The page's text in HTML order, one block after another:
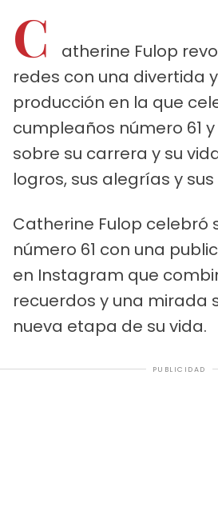
C
atherine Fulop
redes con una divertida
producción en la que
cumpleaños número 61
sobre su carrera y su
logros, sus alegrías y
Catherine Fulop celebró
número 61 con una
en Instagram que
recuerdos y una mirada
nueva etapa de su vida.
PUBLICIDAD